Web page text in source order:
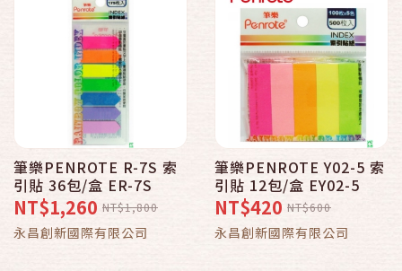
筆樂PENROTE R-7S 索
引貼 36包/盒 ER-7S
NT$1,260 NT$1,800
永昌創新國際有限公司
筆樂PENROTE Y02-5 索
引貼 12包/盒 EY02-5
NT$420 NT$600
永昌創新國際有限公司